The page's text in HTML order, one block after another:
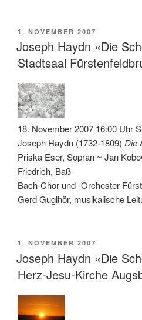
VERÖFFENTLICHT
AM
1. NOVEMBER 2007
Joseph Haydn «Die
Stadtsaal
18. November 2007 16:00 Uhr
Joseph Haydn (1732-1809) Die
Priska Eser, Sopran ~ Jan
Friedrich, Baß
Bach-Chor und -Orchester
Gerd Guglhör, musikalische
VERÖFFENTLICHT
AM
1. NOVEMBER 2007
Joseph Haydn «Die
Herz-Jesu-Kirche